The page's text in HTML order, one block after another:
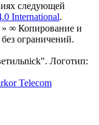
следующей
International.
» ∞ Копирование и
ограничений.
Логотип:
Telecom